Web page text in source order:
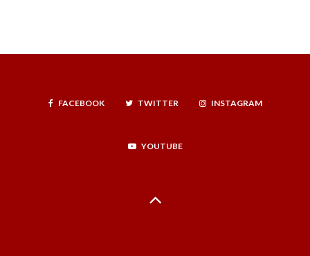
FACEBOOK TWITTER INSTAGRAM
YOUTUBE